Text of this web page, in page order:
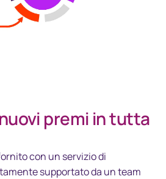
premi in tutta
con un servizio di
supportato da un team